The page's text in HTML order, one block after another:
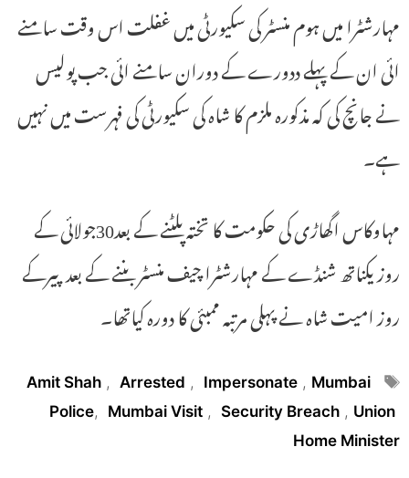
مہارشٹرا میں ہوم منسٹر کی سکیورٹی میں غفلت اس وقت سامنے
ائی ان کے پہلے ددورے کے دوران سامنے ائی جب پولیس
نے جانچ کی کہ مذکورہ ملزم کا شاہ کی سکیورٹی کی فہرست میں نہیں
ہے۔
مہاوکاس اگھاڑی کی حکومت کا تختہ پلٹنے کے بعد30جولائی کے
روز یکناتھ شنڈے کے مہارشٹرا چیف منسٹر بننے کے بعد پیرکے
روز امیت شاہ نے پہلی مرتبہ ممبئی کا دورہ کیاتھا۔
Tags
Amit Shah , Arrested , Impersonate , Mumbai
Police, Mumbai Visit , Security Breach , Union
Home Minister